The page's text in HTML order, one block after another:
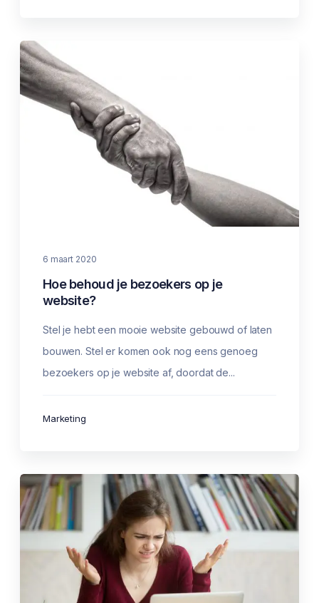
6 maart 2020
Hoe behoud je bezoekers op je
website?
Stel je hebt een mooie website gebouwd of laten
bouwen. Stel er komen ook nog eens genoeg
bezoekers op je website af, doordat de...
Marketing